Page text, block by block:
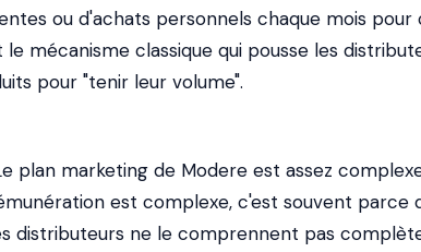
ou d'achats personnels chaque mois pour
le mécanisme classique qui pousse les
pour "tenir leur volume".
plan marketing de Modere est assez
est complexe, c'est souvent parce
distributeurs ne le comprennent pas